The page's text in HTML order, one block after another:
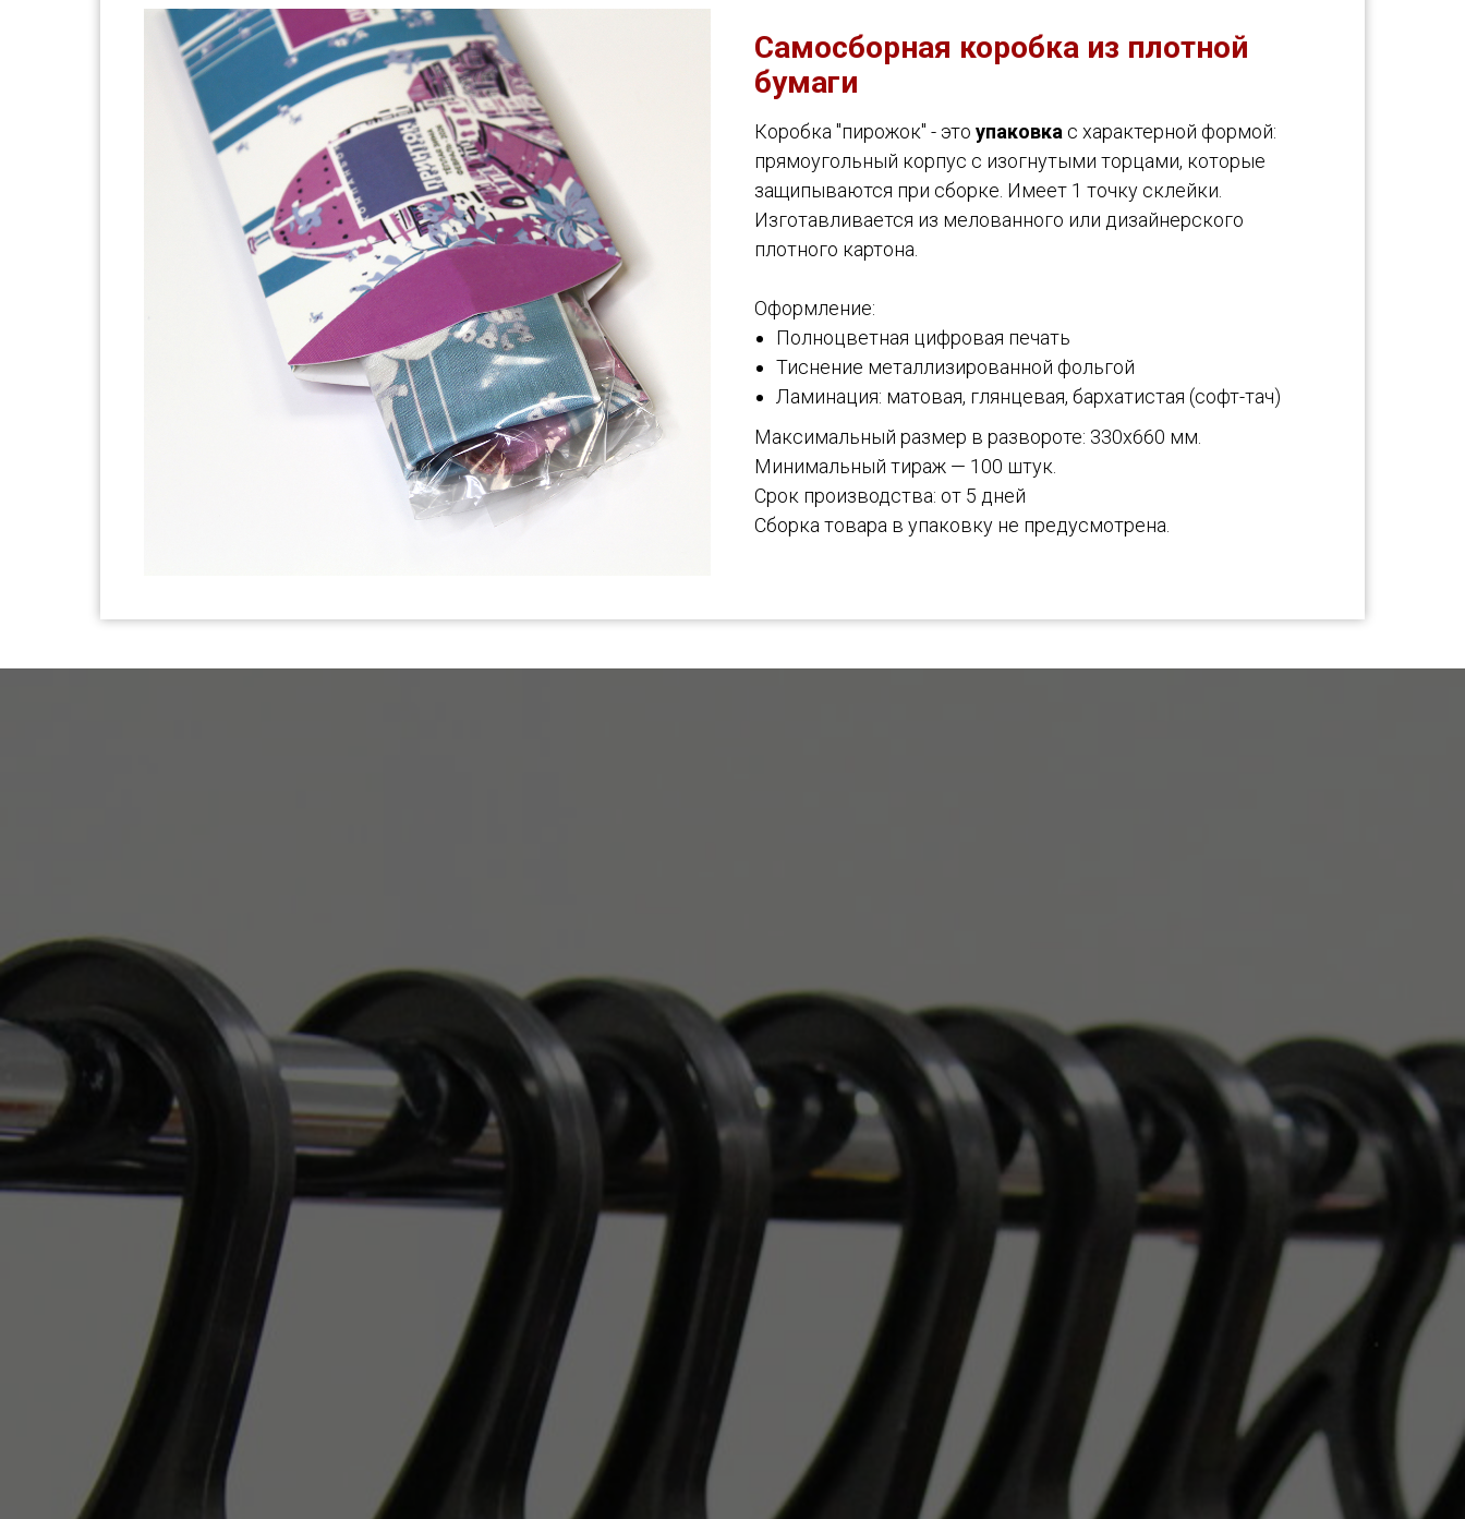
Самосборная коробка из плотной
бумаги
Коробка "пирожок" - это упаковка с характерной формой:
прямоугольный корпус с изогнутыми торцами, которые
защипываются при сборке. Имеет 1 точку склейки.
Изготавливается из мелованного или дизайнерского
плотного картона.
Оформление:
Полноцветная цифровая печать
Тиснение металлизированной фольгой
Ламинация: матовая, глянцевая, бархатистая (софт-тач)
Максимальный размер в развороте: 330х660 мм.
Минимальный тираж — 100 штук.
Срок производства: от 5 дней
Сборка товара в упаковку не предусмотрена.